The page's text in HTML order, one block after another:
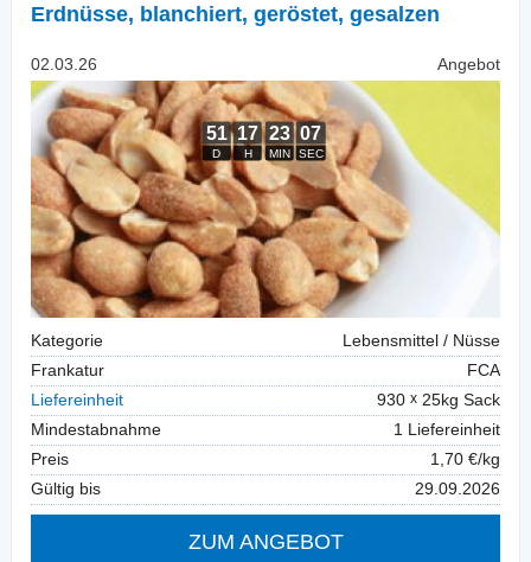
Erdnüsse, blanchiert, geröstet, gesalzen
02.03.26 Angebot
Kategorie
Lebensmittel / Nüsse
Frankatur
FCA
Liefereinheit
930
25kg Sack
Mindestabnahme
1 Liefereinheit
Preis
1,70 €/kg
Gültig bis
29.09.2026
ZUM ANGEBOT